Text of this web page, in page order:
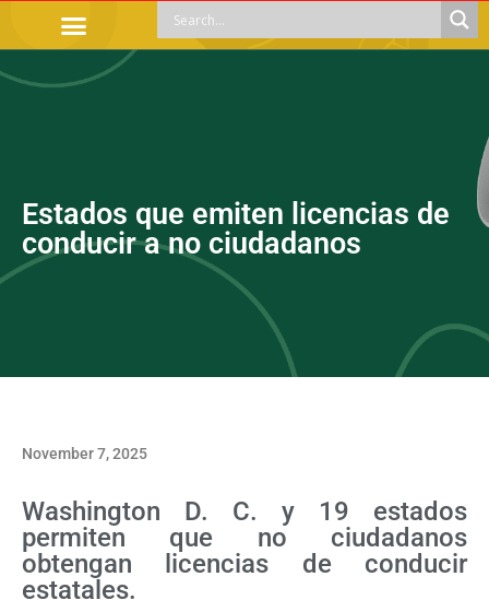
Estados que emiten licencias de
conducir a no ciudadanos
November 7, 2025
Washington D. C. y 19 estados
permiten que no ciudadanos
obtengan licencias de conducir
estatales.